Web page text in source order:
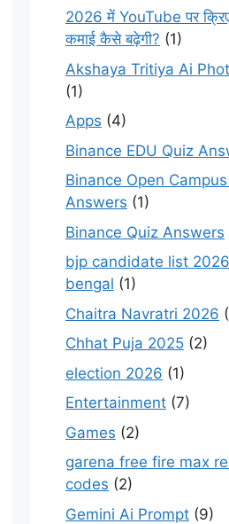
2026 में YouTube पर
कमाई कैसे बढ़ेगी? (1)
Akshaya Tritiya Ai
(1)
Apps (4)
Binance EDU Quiz
Binance Open
Answers (1)
Binance Quiz Answers
bjp candidate list
bengal (1)
Chaitra Navratri 2026
Chhat Puja 2025 (2)
election 2026 (1)
Entertainment (7)
Games (2)
garena free fire max
codes (2)
Gemini Ai Prompt (9)